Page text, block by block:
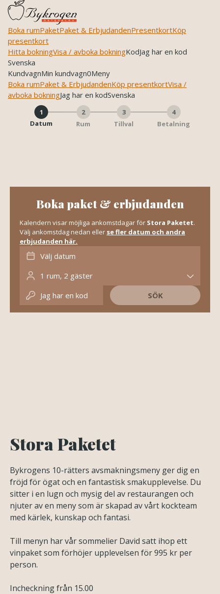
Boka rumPaketPaket & ErbjudandenPresentkortKöp
presentkort
Hitta bokningVisa / avboka bokningKodJag har en kod
Svenska
KundvagnMin kundvagn0Meny
Boka rumPaket & ErbjudandenKöp presentkortVisa /
avboka bokningJag har en kodSvenska
1
Datum
2
Rum
3
Tillval
4
Betalning
Boka paket & erbjudanden
Kalendern visar möjliga ankomstdagar för Stora Paketet.
Välj ankomstdag nedan eller se fler datum och andra
erbjudanden här.
Välj datum
1 rum, 2 gäster
Jag har en kod
SÖK
Stora Paketet
Bykrogens 10-rätters avsmakningsmeny ger dig en
fröjd för ögat och en fantastisk smakupplevelse. Du
sitter i en lugn och mysig del av restaurangen och
njuter av en meny som är skapad av vårt kockteam
med kärlek, kunskap och fantasi.
Till menyn har vår sommelier David satt ihop ett
vinpaket som förhöjer upplevelsen för 995 kr per
person.
Incheckning från 15.00